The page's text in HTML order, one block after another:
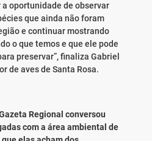
a oportunidade de observar
que ainda não foram
e continuar mostrando
o que temos e que ele pode
preservar”, finaliza Gabriel
de aves de Santa Rosa.
Regional conversou
com a área ambiental de